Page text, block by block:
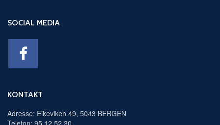
SOCIAL MEDIA
KONTAKT
Adresse: Eikeviken 49, 5043 BERGEN